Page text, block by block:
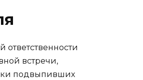
встречи,
подвыпивших